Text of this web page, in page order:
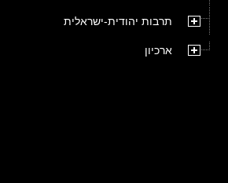
תרבות יהודית-ישראלית
ארכיון